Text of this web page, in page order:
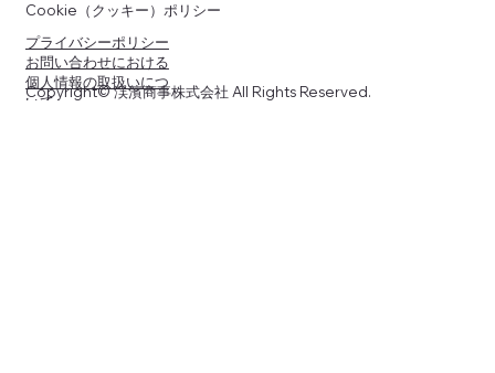
Cookie（クッキー）ポリシー
プライバシーポリシー
お問い合わせにおける
個人情報の取扱いにつ
いて
Copyright© 渓濱商事株式会社 All Rights Reserved.